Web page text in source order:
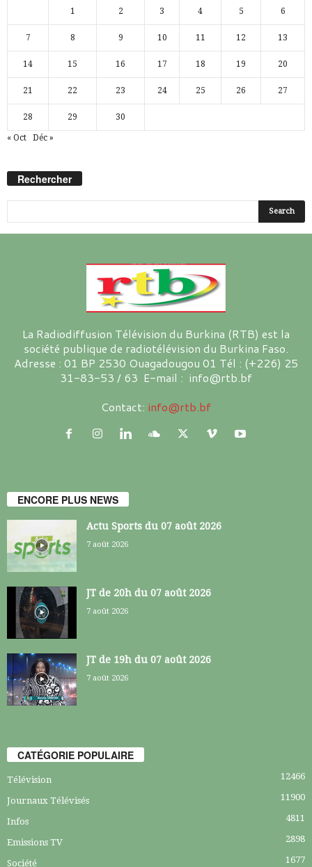
1 2 3 4 5 6
7 8 9 10 11 12 13
14 15 16 17 18 19 20
21 22 23 24 25 26 27
28 29 30
« Oct Déc »
Rechercher
La Radiodiffusion Télévision du Burkina (RTB) est la
société publique de radiotélévision du Burkina Faso.
Adresse : 01 BP 2530 Ouagadougou 01 Tél : (+226) 25
31-83-53 / 63 E-mail : info@rtb.bf
Contact: info@rtb.bf
ENCORE PLUS NEWS
Actu Sports du 07 août 2026
7 août 2026
JT de 20h du 07 août 2026
7 août 2026
JT de 19h du 07 août 2026
7 août 2026
CATÉGORIE POPULAIRE
Télévision 12466
Journaux Télévisés 11900
Infos 4811
Emissions TV 2898
Société 1677